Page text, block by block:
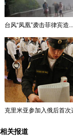
台风“凤凰”袭击菲律宾造...
克里米亚参加入俄后首次
相关报道